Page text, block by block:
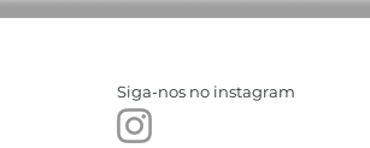
Siga-nos no instagram